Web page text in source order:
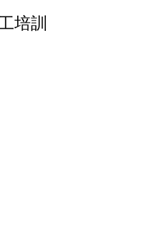
培訓